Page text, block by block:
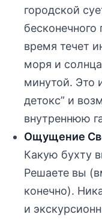
городской
время течет
моря и
минутой. Это
детокс” и
внутреннюю
Ощущение
Какую бухту
Решаете вы
конечно).
и